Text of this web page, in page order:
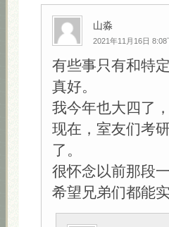
山淼
2021年11月16日 8:08
有些事只有和特
真好。
我今年也大四了
现在，室友们考
了。
很怀念以前那段
希望兄弟们都能